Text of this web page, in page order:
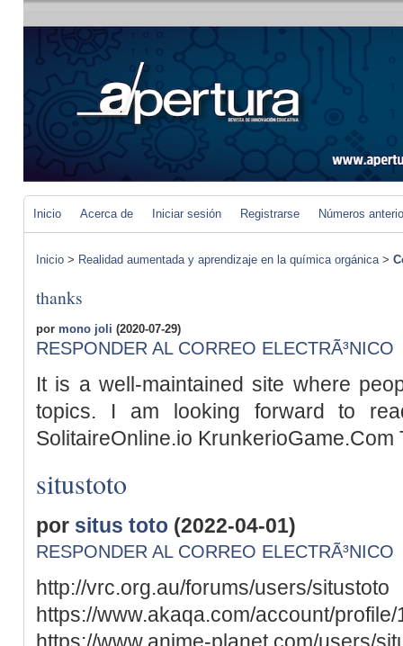
Inicio Acerca de Iniciar sesión Registrarse Números
Inicio > Realidad aumentada y aprendizaje en la química orgánica>
thanks
por mono joli (2020-07-29)
RESPONDER AL CORREO ELECTRÃ³NICO
It is a well-maintained site where
topics. I am looking forward to
SolitaireOnline.io KrunkerioGame.Com
situstoto
por situs toto (2022-04-01)
RESPONDER AL CORREO ELECTRÃ³NICO
http://vrc.org.au/forums/users/situstoto
https://www.akaqa.com/account/
https://www.anime-planet.com/users/